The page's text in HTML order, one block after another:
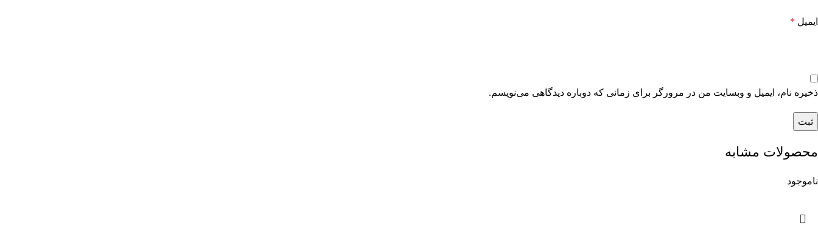
ایمیل *
ذخیره نام، ایمیل و وبسایت من در مرورگر برای زمانی که دوباره دیدگاهی می‌نویسم.
محصولات مشابه
ناموجود